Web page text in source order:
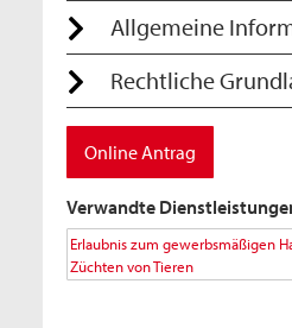
Allgemeine
Rechtliche
Online Antrag
Verwandte
Erlaubnis zum gewerbsmäßigen
Züchten von Tieren